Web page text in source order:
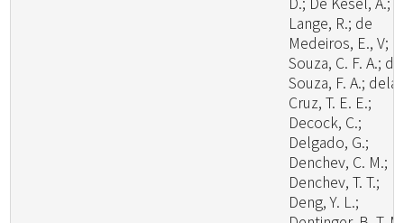
Lange, R.; de
Medeiros, E., V;
Souza, C. F. A.; de
Souza, F. A.; dela
Cruz, T. E. E.;
Decock, C.;
Delgado, G.;
Denchev, C. M.;
Denchev, T. T.;
Deng, Y. L.;